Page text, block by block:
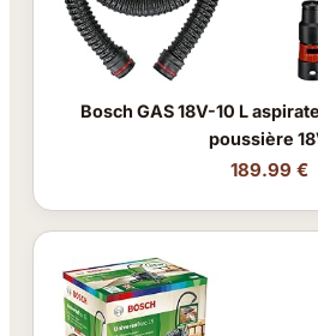
Bosch GAS 18V-10 L
poussière
189.99 €